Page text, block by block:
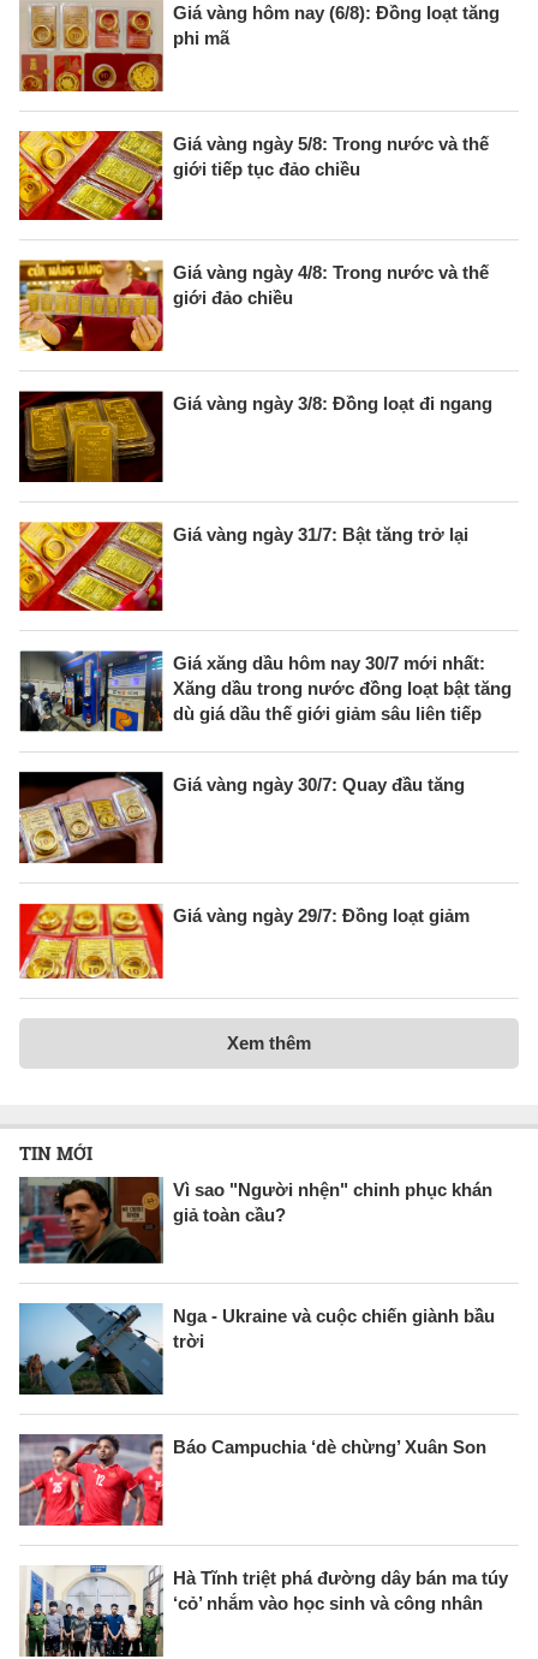
Giá vàng hôm nay (6/8): Đồng loạt tăng
phi mã
Giá vàng ngày 5/8: Trong nước và thế
giới tiếp tục đảo chiều
Giá vàng ngày 4/8: Trong nước và thế
giới đảo chiều
Giá vàng ngày 3/8: Đồng loạt đi ngang
Giá vàng ngày 31/7: Bật tăng trở lại
Giá xăng dầu hôm nay 30/7 mới nhất:
Xăng dầu trong nước đồng loạt bật tăng
dù giá dầu thế giới giảm sâu liên tiếp
Giá vàng ngày 30/7: Quay đầu tăng
Giá vàng ngày 29/7: Đồng loạt giảm
Xem thêm
TIN MỚI
Vì sao "Người nhện" chinh phục khán
giả toàn cầu?
Nga - Ukraine và cuộc chiến giành bầu
trời
Báo Campuchia ‘dè chừng’ Xuân Son
Hà Tĩnh triệt phá đường dây bán ma túy
‘cỏ’ nhắm vào học sinh và công nhân